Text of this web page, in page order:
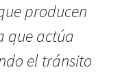
producen
que actúa
el tránsito